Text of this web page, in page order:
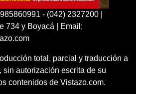
- (042) 2327200 |
734 y Boyacá | Email:
total, parcial y traducción a
sin autorización escrita de su
contenidos de Vistazo.com.